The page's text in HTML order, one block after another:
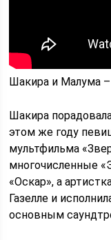
Шакира и Малума –
Шакира
этом же году
мультфильма
многочисленные
«Оскар», а
Газелле и
основным